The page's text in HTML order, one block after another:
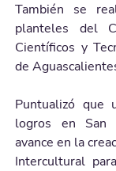
También se
planteles del
Científicos y
de
Puntualizó que
logros en San
avance en la
Intercultural